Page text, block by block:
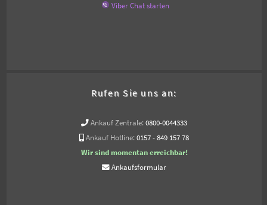
Viber Chat starten
Rufen Sie uns an:
Ankauf Zentrale: 0800-0044333
Ankauf Hotline: 0157 - 849 157 78
Wir sind momentan erreichbar!
Ankaufsformular